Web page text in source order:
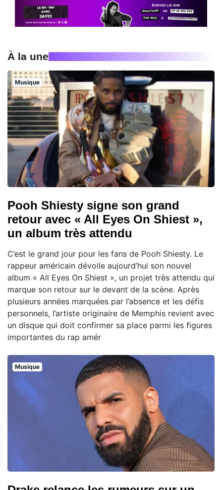
À la une
Musique
Pooh Shiesty signe son grand
retour avec « All Eyes On Shiest »,
un album très attendu
C’est le grand jour pour les fans de Pooh Shiesty. Le
rappeur américain dévoile aujourd’hui son nouvel
album « All Eyes On Shiest », un projet très attendu qui
marque son retour sur le devant de la scène. Après
plusieurs années marquées par l’absence et les défis
personnels, l’artiste originaire de Memphis revient avec
un disque qui doit confirmer sa place parmi les figures
importantes du rap amér
Musique